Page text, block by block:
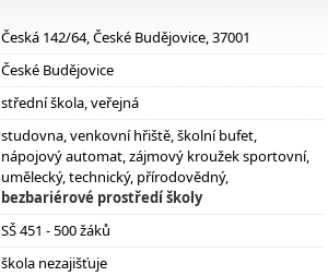
Česká 142/64, České Budějovice, 37001
České Budějovice
střední škola, veřejná
studovna, venkovní hřiště, školní bufet,
nápojový automat, zájmový kroužek sportovní,
umělecký, technický, přírodovědný,
bezbariérové prostředí školy
SŠ 451 - 500 žáků
škola nezajišťuje